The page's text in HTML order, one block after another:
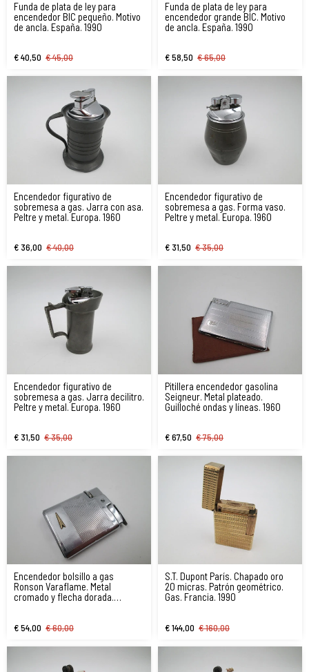
Funda de plata de ley para
encendedor BIC pequeño. Motivo
de ancla. España. 1990
€ 40,50 € 45,00
Funda de plata de ley para
encendedor grande BIC. Motivo
de ancla. España. 1990
€ 58,50 € 65,00
Encendedor figurativo de
sobremesa a gas. Jarra con asa.
Peltre y metal. Europa. 1960
€ 36,00 € 40,00
Encendedor figurativo de
sobremesa a gas. Forma vaso.
Peltre y metal. Europa. 1960
€ 31,50 € 35,00
Encendedor figurativo de
sobremesa a gas. Jarra decilitro.
Peltre y metal. Europa. 1960
€ 31,50 € 35,00
Pitillera encendedor gasolina
Seigneur. Metal plateado.
Guilloché ondas y líneas. 1960
€ 67,50 € 75,00
Encendedor bolsillo a gas
Ronson Varaflame. Metal
cromado y flecha dorada.
Inglaterra
€ 54,00 € 60,00
S.T. Dupont París. Chapado oro
20 micras. Patrón geométrico.
Gas. Francia. 1990
€ 144,00 € 160,00